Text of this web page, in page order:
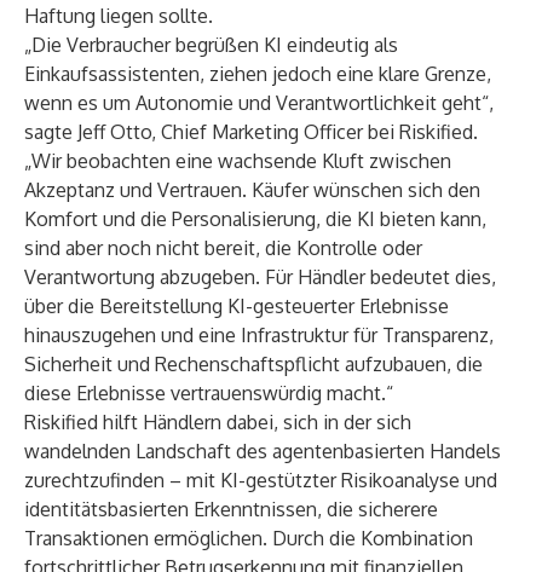
Haftung liegen sollte.
„Die Verbraucher begrüßen KI eindeutig als
Einkaufsassistenten, ziehen jedoch eine klare Grenze,
wenn es um Autonomie und Verantwortlichkeit geht“,
sagte Jeff Otto, Chief Marketing Officer bei Riskified.
„Wir beobachten eine wachsende Kluft zwischen
Akzeptanz und Vertrauen. Käufer wünschen sich den
Komfort und die Personalisierung, die KI bieten kann,
sind aber noch nicht bereit, die Kontrolle oder
Verantwortung abzugeben. Für Händler bedeutet dies,
über die Bereitstellung KI-gesteuerter Erlebnisse
hinauszugehen und eine Infrastruktur für Transparenz,
Sicherheit und Rechenschaftspflicht aufzubauen, die
diese Erlebnisse vertrauenswürdig macht.“
Riskified hilft Händlern dabei, sich in der sich
wandelnden Landschaft des agentenbasierten Handels
zurechtzufinden – mit KI-gestützter Risikoanalyse und
identitätsbasierten Erkenntnissen, die sicherere
Transaktionen ermöglichen. Durch die Kombination
fortschrittlicher Betrugserkennung mit finanziellen